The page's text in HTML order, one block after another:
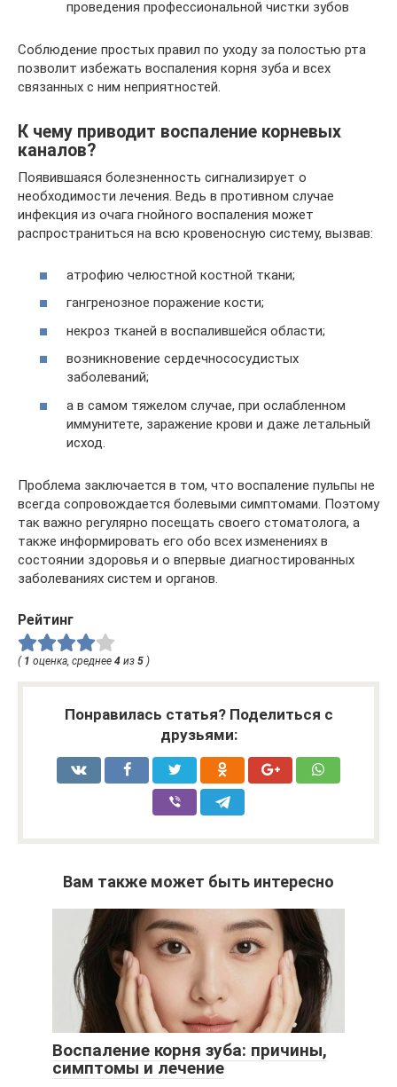
проведения профессиональной чистки зубов
Соблюдение простых правил по уходу за полостью рта
позволит избежать воспаления корня зуба и всех
связанных с ним неприятностей.
К чему приводит воспаление корневых
каналов?
Появившаяся болезненность сигнализирует о
необходимости лечения. Ведь в противном случае
инфекция из очага гнойного воспаления может
распространиться на всю кровеносную систему, вызвав:
атрофию челюстной костной ткани;
гангренозное поражение кости;
некроз тканей в воспалившейся области;
возникновение сердечнососудистых
заболеваний;
а в самом тяжелом случае, при ослабленном
иммунитете, заражение крови и даже летальный
исход.
Проблема заключается в том, что воспаление пульпы не
всегда сопровождается болевыми симптомами. Поэтому
так важно регулярно посещать своего стоматолога, а
также информировать его обо всех изменениях в
состоянии здоровья и о впервые диагностированных
заболеваниях систем и органов.
Рейтинг
( 1 оценка, среднее 4 из 5 )
Понравилась статья? Поделиться с
друзьями:
Вам также может быть интересно
Воспаление корня зуба: причины,
симптомы и лечение